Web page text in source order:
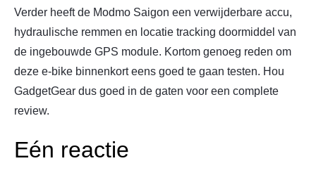
Verder heeft de Modmo Saigon een verwijderbare accu,
hydraulische remmen en locatie tracking doormiddel van
de ingebouwde GPS module. Kortom genoeg reden om
deze e-bike binnenkort eens goed te gaan testen. Hou
GadgetGear dus goed in de gaten voor een complete
review.
Eén reactie